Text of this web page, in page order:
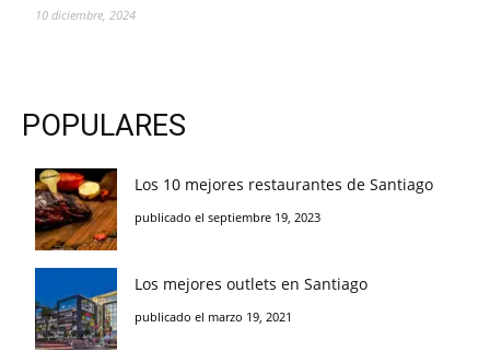
10 diciembre, 2024
POPULARES
Los 10 mejores restaurantes de Santiago
publicado el septiembre 19, 2023
Los mejores outlets en Santiago
publicado el marzo 19, 2021